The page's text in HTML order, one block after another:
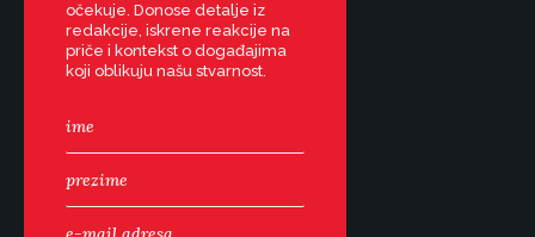
očekuje. Donose detalje iz
redakcije, iskrene reakcije na
priče i kontekst o događajima
koji oblikuju našu stvarnost.